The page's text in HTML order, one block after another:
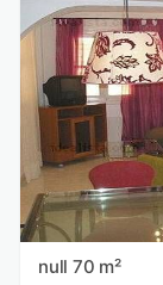
null 70 m²